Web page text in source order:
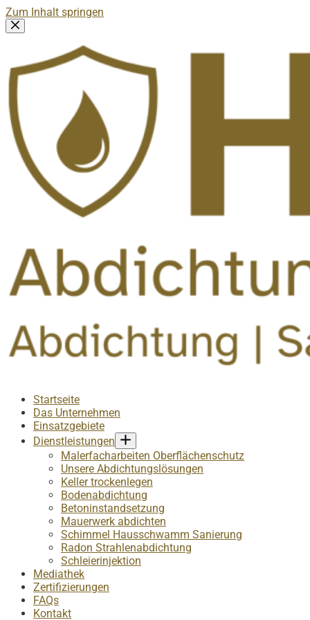
Zum Inhalt springen
Startseite
Das Unternehmen
Einsatzgebiete
Dienstleistungen
Malerfacharbeiten Oberflächenschutz
Unsere Abdichtungslösungen
Keller trockenlegen
Bodenabdichtung
Betoninstandsetzung
Mauerwerk abdichten
Schimmel Hausschwamm Sanierung
Radon Strahlenabdichtung
Schleierinjektion
Mediathek
Zertifizierungen
FAQs
Kontakt